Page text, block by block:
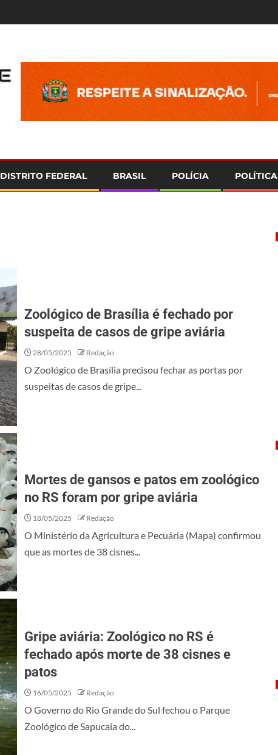
DISTRITO FEDERAL BRASIL POLÍCIA POLÍTICA
Zoológico de Brasília é fechado por
suspeita de casos de gripe aviária
28/05/2025 Redação
O Zoológico de Brasília precisou fechar as portas por
suspeitas de casos de gripe...
Mortes de gansos e patos em zoológico
no RS foram por gripe aviária
18/05/2025 Redação
O Ministério da Agricultura e Pecuária (Mapa) confirmou
que as mortes de 38 cisnes...
Gripe aviária: Zoológico no RS é
fechado após morte de 38 cisnes e
patos
16/05/2025 Redação
O Governo do Rio Grande do Sul fechou o Parque
Zoológico de Sapucaia do...